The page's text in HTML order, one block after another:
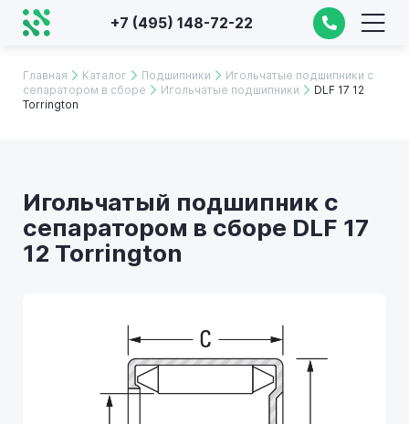
+7 (495) 148-72-22
Главная Каталог Подшипники
Игольчатые подшипники с
сепаратором в сборе
Игольчатые подшипники
DLF 17 12
Torrington
Игольчатый подшипник с
сепаратором в сборе DLF 17
12 Torrington